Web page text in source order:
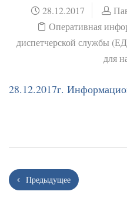
28.12.2017
Оперативная
диспетчерской службы
для
28.12.2017г.
Предыдущее